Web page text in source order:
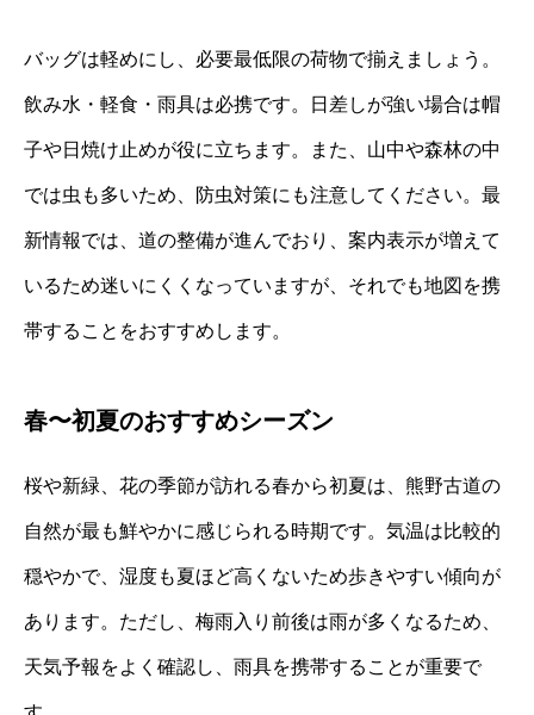
バッグは軽めにし、必要最低限の荷物で揃えましょう。
飲み水・軽食・雨具は必携です。日差しが強い場合は帽
子や日焼け止めが役に立ちます。また、山中や森林の中
では虫も多いため、防虫対策にも注意してください。最
新情報では、道の整備が進んでおり、案内表示が増えて
いるため迷いにくくなっていますが、それでも地図を携
帯することをおすすめします。
春〜初夏のおすすめシーズン
桜や新緑、花の季節が訪れる春から初夏は、熊野古道の
自然が最も鮮やかに感じられる時期です。気温は比較的
穏やかで、湿度も夏ほど高くないため歩きやすい傾向が
あります。ただし、梅雨入り前後は雨が多くなるため、
天気予報をよく確認し、雨具を携帯することが重要で